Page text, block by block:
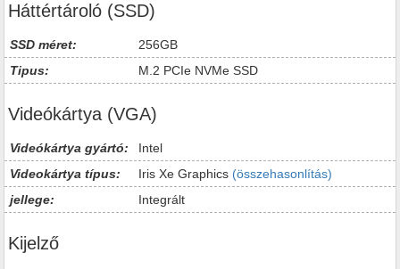
Háttértároló (SSD)
SSD méret:
256GB
Tipus:
M.2 PCIe NVMe SSD
Videókártya (VGA)
Videókártya gyártó:
Intel
Videokártya típus:
Iris Xe Graphics (összehasonlítás)
jellege:
Integrált
Kijelző